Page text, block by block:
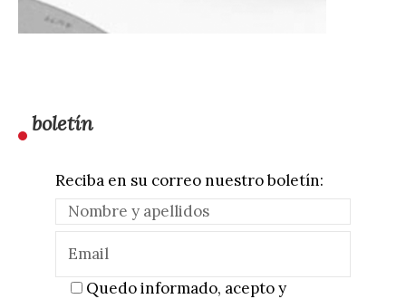
boletín
Reciba en su correo nuestro boletín:
Quedo informado, acepto y